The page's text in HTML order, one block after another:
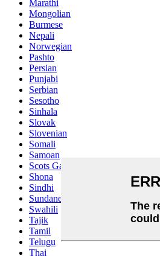
Marathi
Mongolian
Burmese
Nepali
Norwegian
Pashto
Persian
Punjabi
Serbian
Sesotho
Sinhala
Slovak
Slovenian
Somali
Samoan
Scots Gaelic
Shona
Sindhi
Sundanese
Swahili
Tajik
Tamil
Telugu
Thai